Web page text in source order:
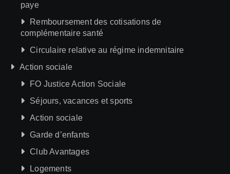
paye
Remboursement des cotisations de
complémentaire santé
Circulaire relative au régime indemnitaire
Action sociale
FO Justice Action Sociale
Séjours, vacances et sports
Action sociale
Garde d’enfants
Club Avantages
Logements